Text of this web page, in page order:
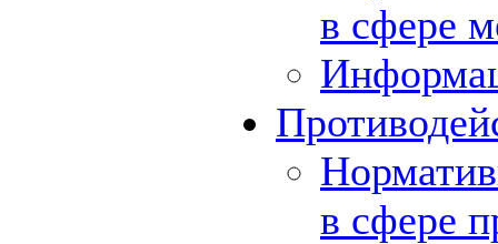
в сфере
в сфере